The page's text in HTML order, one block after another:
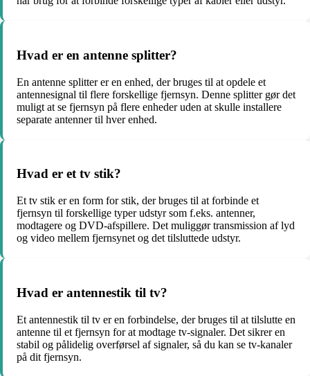
Hvad er en antenne splitter?
En antenne splitter er en enhed, der bruges til at opdele et
antennesignal til flere forskellige fjernsyn. Denne splitter gør det
muligt at se fjernsyn på flere enheder uden at skulle installere
separate antenner til hver enhed.
Hvad er et tv stik?
Et tv stik er en form for stik, der bruges til at forbinde et
fjernsyn til forskellige typer udstyr som f.eks. antenner,
modtagere og DVD-afspillere. Det muliggør transmission af lyd
og video mellem fjernsynet og det tilsluttede udstyr.
Hvad er antennestik til tv?
Et antennestik til tv er en forbindelse, der bruges til at tilslutte en
antenne til et fjernsyn for at modtage tv-signaler. Det sikrer en
stabil og pålidelig overførsel af signaler, så du kan se tv-kanaler
på dit fjernsyn.